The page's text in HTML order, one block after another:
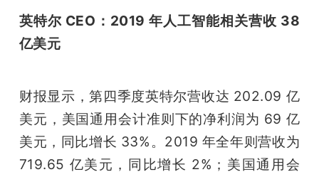
英特尔 CEO：2019 年人工智能相关营收 38
亿美元
财报显示，第四季度英特尔营收达 202.09 亿
美元，美国通用会计准则下的净利润为 69 亿
美元，同比增长 33%。2019 年全年则营收为
719.65 亿美元，同比增长 2%；美国通用会